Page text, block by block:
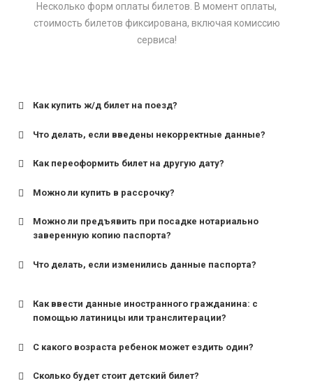
Несколько форм оплаты билетов. В момент оплаты,
стоимость билетов фиксирована, включая комиссию
сервиса!
Как купить ж/д билет на поезд?
Что делать, если введены некорректные данные?
Как переоформить билет на другую дату?
Можно ли купить в рассрочку?
Можно ли предъявить при посадке нотариально
заверенную копию паспорта?
Что делать, если изменились данные паспорта?
Как ввести данные иностранного гражданина: с
помощью латиницы или транслитерации?
С какого возраста ребенок может ездить один?
Сколько будет стоит детский билет?